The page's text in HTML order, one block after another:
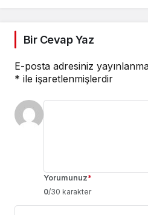
Bir Cevap Yaz
E-posta adresiniz
* ile işaretlenmişlerdir
Yorumunuz*
0/30 karakter